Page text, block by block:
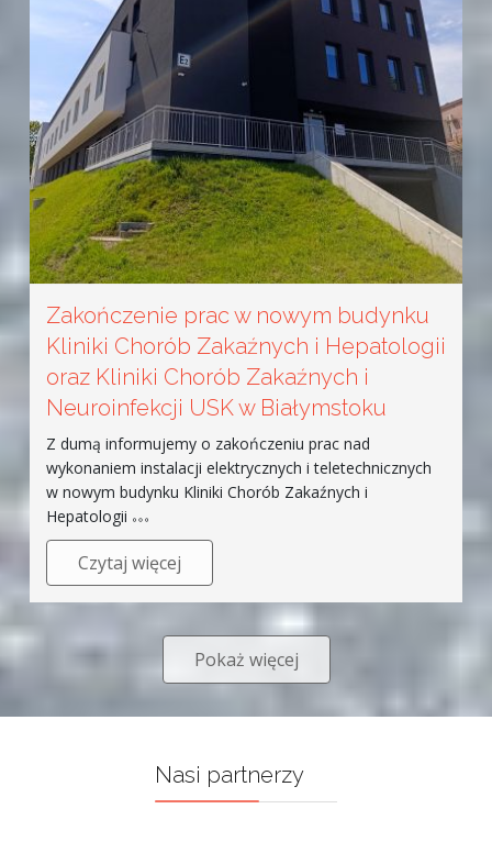
Zakończenie prac w nowym budynku
Kliniki Chorób Zakaźnych i Hepatologii
oraz Kliniki Chorób Zakaźnych i
Neuroinfekcji USK w Białymstoku
Z dumą informujemy o zakończeniu prac nad
wykonaniem instalacji elektrycznych i teletechnicznych
w nowym budynku Kliniki Chorób Zakaźnych i
Hepatologii
Czytaj więcej
Pokaż więcej
Nasi partnerzy